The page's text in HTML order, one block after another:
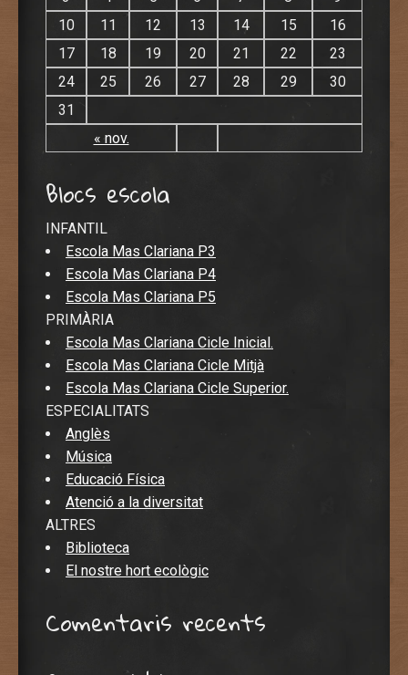
« nov.
10
11 12 13 14 15
16
17
18 19 20 21 22
23
24
25 26 27 28 29
30
31
Blocs escola
INFANTIL
Escola Mas Clariana P3
Escola Mas Clariana P4
Escola Mas Clariana P5
PRIMÀRIA
Escola Mas Clariana Cicle Inicial.
Escola Mas Clariana Cicle Mitjà
Escola Mas Clariana Cicle Superior.
ESPECIALITATS
Anglès
Música
Educació Física
Atenció a la diversitat
ALTRES
Biblioteca
El nostre hort ecològic
Comentaris recents